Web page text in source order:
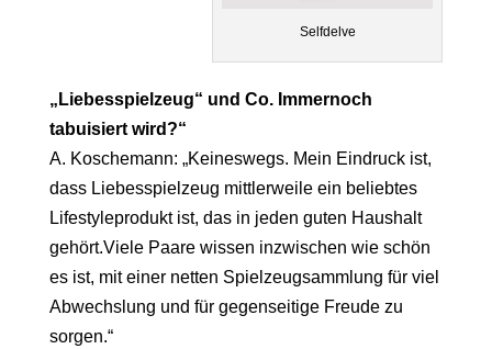
Selfdelve
„Liebesspielzeug“ und Co. Immernoch
tabuisiert wird?“
A. Koschemann: „Keineswegs. Mein Eindruck ist,
dass Liebesspielzeug mittlerweile ein beliebtes
Lifestyleprodukt ist, das in jeden guten Haushalt
gehört.Viele Paare wissen inzwischen wie schön
es ist, mit einer netten Spielzeugsammlung für viel
Abwechslung und für gegenseitige Freude zu
sorgen.“